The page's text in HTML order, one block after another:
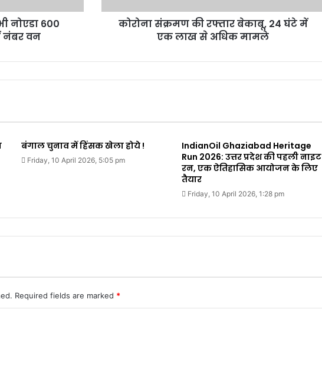
नोएडा 600
नंबर वन
कोरोना संक्रमण की रफ्तार बेकाबू, 24 घंटे में
एक लाख से अधिक मामले
बंगाल चुनाव में हिंसक खेला होये !
Friday, 10 April 2026, 5:05 pm
IndianOil Ghaziabad Heritage
Run 2026: उत्तर प्रदेश की पहली नाइट
रन, एक ऐतिहासिक आयोजन के लिए
तैयार
Friday, 10 April 2026, 1:28 pm
Required fields are marked *